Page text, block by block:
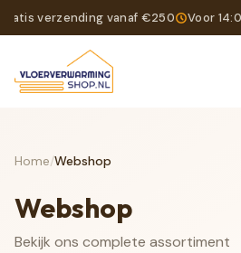
verzending vanaf €250 Voor
Home/Webshop
Webshop
Bekijk ons complete assortiment